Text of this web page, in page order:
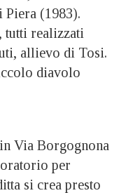
Piera (1983).
tutti realizzati
allievo di Tosi.
diavolo
Via Borgognona
per
si crea presto